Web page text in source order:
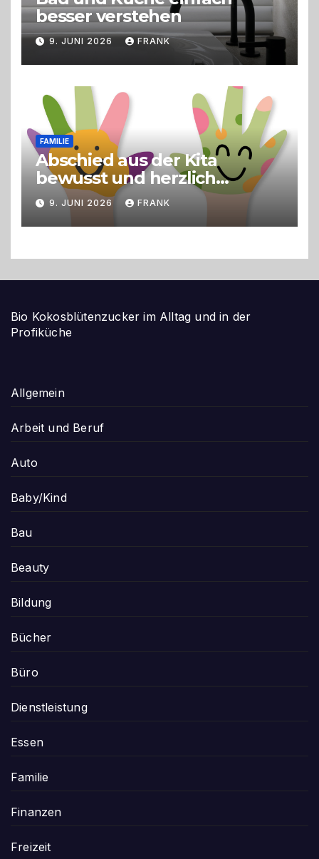
besser verstehen
9. JUNI 2026 FRANK
FAMILIE
Abschied aus der Kita
bewusst und herzlich
gestalten
9. JUNI 2026 FRANK
Bio Kokosblütenzucker im Alltag und in der
Profiküche
Allgemein
Arbeit und Beruf
Auto
Baby/Kind
Bau
Beauty
Bildung
Bücher
Büro
Dienstleistung
Essen
Familie
Finanzen
Freizeit